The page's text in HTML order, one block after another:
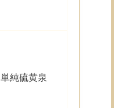
単純硫黄泉